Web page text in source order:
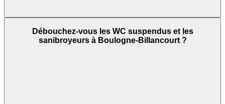
Débouchez-vous les WC suspendus et les
sanibroyeurs à Boulogne-Billancourt ?